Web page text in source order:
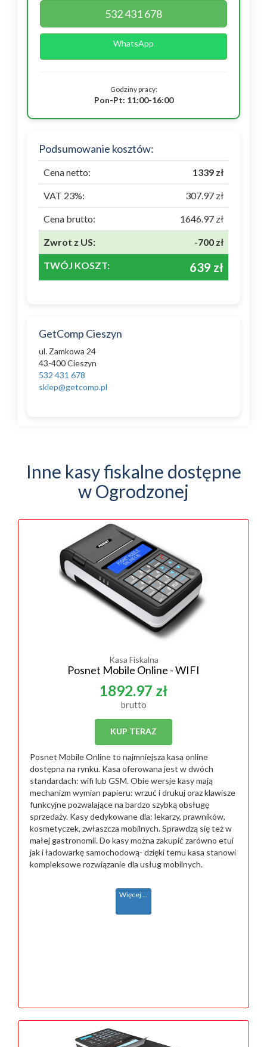
532 431 678
WhatsApp
Godziny pracy:
Pon-Pt: 11:00-16:00
Podsumowanie kosztów:
Cena netto: 1339 zł
VAT 23%: 307.97 zł
Cena brutto: 1646.97 zł
Zwrot z US: -700 zł
TWÓJ KOSZT: 639 zł
GetComp Cieszyn
ul. Zamkowa 24
43-400 Cieszyn
532 431 678
sklep@getcomp.pl
Inne kasy fiskalne dostępne
w Ogrodzonej
Kasa Fiskalna
Posnet Mobile Online - WIFI
1892.97 zł
brutto
KUP TERAZ
Posnet Mobile Online to najmniejsza kasa online
dostępna na rynku. Kasa oferowana jest w dwóch
standardach: wifi lub GSM. Obie wersje kasy mają
mechanizm wymian papieru: wrzuć i drukuj oraz klawisze
funkcyjne pozwalające na bardzo szybką obsługę
sprzedaży. Kasy dedykowane dla: lekarzy, prawników,
kosmetyczek, zwłaszcza mobilnych. Sprawdzą się też w
małej gastronomii. Do kasy można zakupić zarówno etui
jak i ładowarkę samochodową- dzięki temu kasa stanowi
kompleksowe rozwiązanie dla usług mobilnych.
Więcej ...